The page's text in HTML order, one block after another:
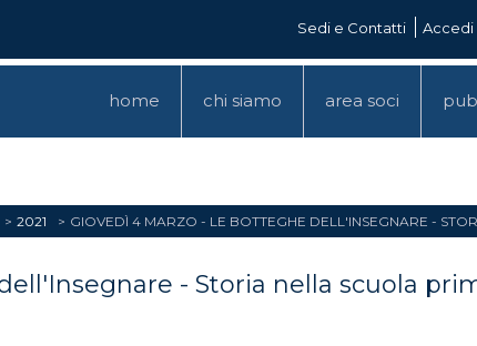
Sedi e Contatti Accedi
home chi siamo area soci
2021 GIOVEDÌ 4 MARZO - LE BOTTEGHE DELL'INSEGNARE -
- Storia nella scuola